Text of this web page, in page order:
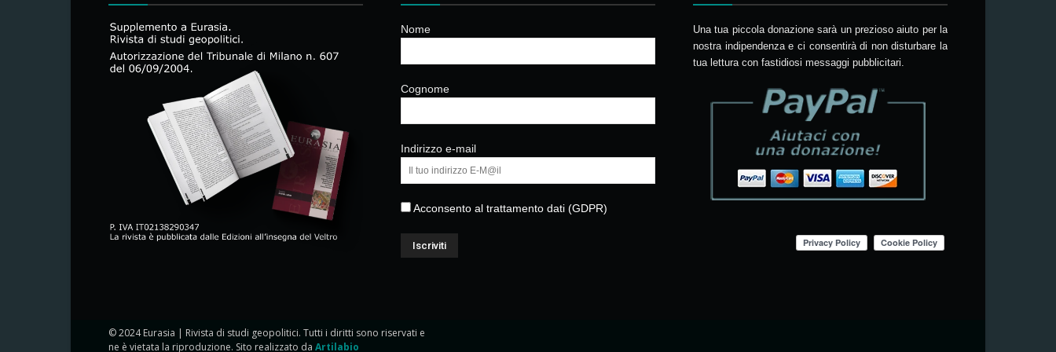
Nome
Cognome
Indirizzo e-mail
Acconsento al trattamento dati (GDPR)
Una tua piccola donazione sarà un prezioso aiuto per la
nostra indipendenza e ci consentirà di non disturbare la
tua lettura con fastidiosi messaggi pubblicitari.
© 2024 Eurasia | Rivista di studi geopolitici. Tutti i diritti sono riservati e
ne è vietata la riproduzione. Sito realizzato da Artilabio